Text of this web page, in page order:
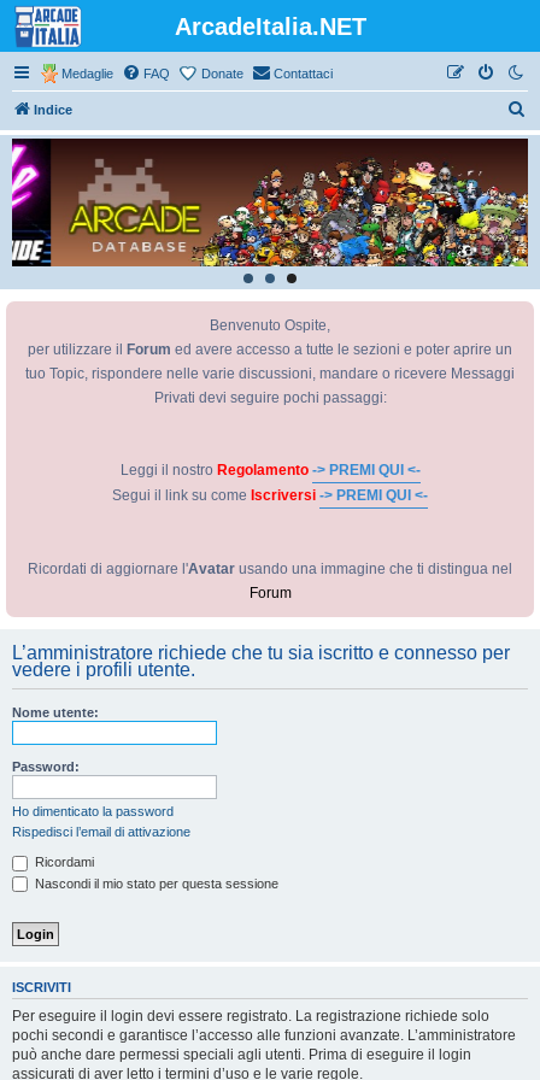
ArcadeItalia.NET
Medaglie FAQ Donate Contattaci
Indice
e
c
Benvenuto Ospite,
per utilizzare il
Forum ed avere accesso a tutte le sezioni e poter aprire un
tuo Topic, rispondere nelle varie discussioni, mandare o ricevere Messaggi
Privati devi seguire pochi passaggi:
Leggi il nostro Regolamento -> PREMI QUI <-
Segui il link su come Iscriversi -> PREMI QUI <-
Ricordati di aggiornare l'Avatar usando una immagine che ti distingua nel
Forum
L’amministratore richiede che tu sia iscritto e connesso per
vedere i profili utente.
Nome utente:
Password:
Ho dimenticato la password
Rispedisci l’email di attivazione
Ricordami
Nascondi il mio stato per questa sessione
ISCRIVITI
Per eseguire il login devi essere registrato. La registrazione richiede solo
pochi secondi e garantisce l’accesso alle funzioni avanzate. L’amministratore
può anche dare permessi speciali agli utenti. Prima di eseguire il login
assicurati di aver letto i termini d’uso e le varie regole.